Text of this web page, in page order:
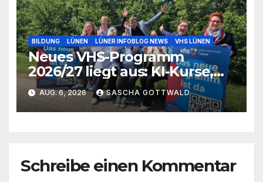
BILDUNG LÜNEN LÜNER INFOBLOG NEWS VHS LÜNEN
Neues VHS-Programm
2026/27 liegt aus: KI-Kurse,
IGA-Guides und neue
Formate
AUG. 6, 2026 SASCHA GOTTWALD
Schreibe einen Kommentar